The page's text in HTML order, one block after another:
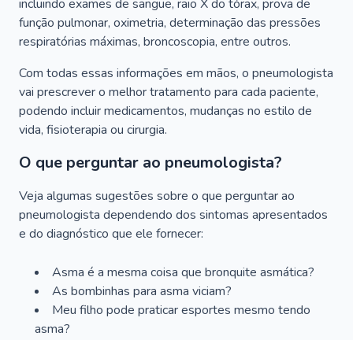
incluindo exames de sangue, raio X do tórax, prova de
função pulmonar, oximetria, determinação das pressões
respiratórias máximas, broncoscopia, entre outros.
Com todas essas informações em mãos, o pneumologista
vai prescrever o melhor tratamento para cada paciente,
podendo incluir medicamentos, mudanças no estilo de
vida, fisioterapia ou cirurgia.
O que perguntar ao pneumologista?
Veja algumas sugestões sobre o que perguntar ao
pneumologista dependendo dos sintomas apresentados
e do diagnóstico que ele fornecer:
Asma é a mesma coisa que bronquite asmática?
As bombinhas para asma viciam?
Meu filho pode praticar esportes mesmo tendo
asma?